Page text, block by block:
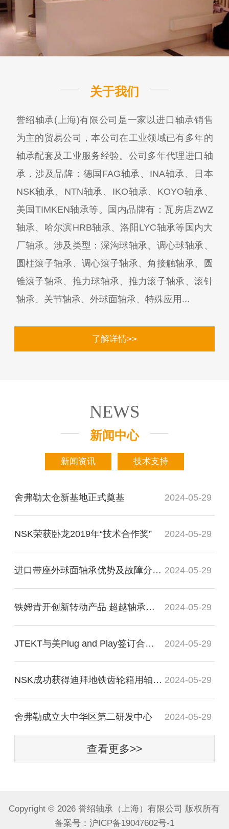
关于我们
誉绍轴承(上海)有限公司是一家以进口轴承销售
为主的贸易公司，本公司在工业领域已有多年的
轴承配套及工业服务经验。公司多年代理进口轴
承，涉及品牌：德国FAG轴承、INA轴承、日本
NSK轴承、NTN轴承、IKO轴承、KOYO轴承、
美国TIMKEN轴承等。国内品牌有：瓦房店ZWZ
轴承、哈尔滨HRB轴承、洛阳LYC轴承等国内大
厂轴承。涉及类型：深沟球轴承、调心球轴承、
圆柱滚子轴承、调心滚子轴承、角接触轴承、圆
锥滚子轴承、推力球轴承、推力滚子轴承、滚针
轴承、关节轴承、外球面轴承、特殊应用...
了解详情>>
NEWS
新闻中心
新闻资讯 技术支持
舍弗勒太仓新基地正式奠基 2024-05-29
NSK荣获卧龙2019年“技术合作奖” 2024-05-29
进口带座外球面轴承优势及故障分析检测 2024-05-29
铁姆肯开创新转动产品 超越轴承谈轴承效率 2024-05-29
JTEKT与美Plug and Play签订合作协议 2024-05-29
NSK成功获得迪拜地铁齿轮箱用轴承订单 2024-05-29
舍弗勒成立大中华区第二研发中心 2024-05-29
查看更多>>
Copyright © 2026 誉绍轴承（上海）有限公司 版权所有
备案号： 沪ICP备19047602号-1